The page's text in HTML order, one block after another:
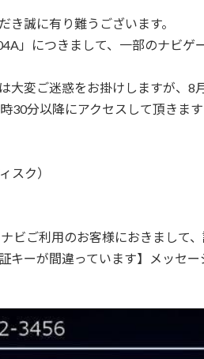
誠に有り難うございます。
」につきまして、一部のナビ
大変ご迷惑をお掛けしますが、8
30分以降にアクセスして頂きます
スク）
ビご利用のお客様におきまして
キーが間違っています】メッセ